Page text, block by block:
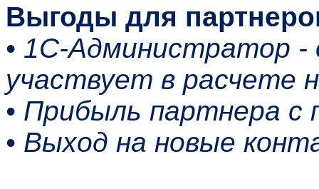
Выгоды для
• 1С-Администратор -
участвует в расчете
• Прибыль партнера с
• Выход на новые